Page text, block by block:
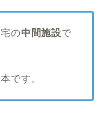
の中間施設で
です。